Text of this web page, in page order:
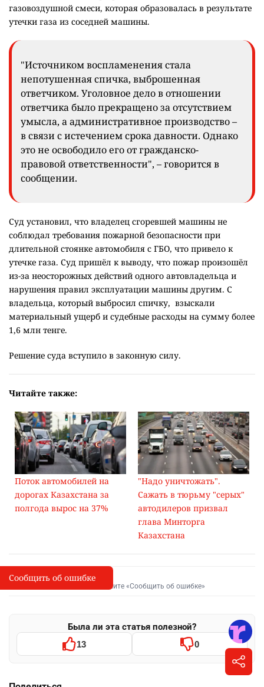
газовоздушной смеси, которая образовалась в результате
утечки газа из соседней машины.
"Источником воспламенения стала
непотушенная спичка, выброшенная
ответчиком. Уголовное дело в отношении
ответчика было прекращено за отсутствием
умысла, а административное производство –
в связи с истечением срока давности. Однако
это не освободило его от гражданско-
правовой ответственности", – говорится в
сообщении.
Суд установил, что владелец сгоревшей машины не
соблюдал требования пожарной безопасности при
длительной стоянке автомобиля с ГБО, что привело к
утечке газа. Суд пришёл к выводу, что пожар произошёл
из-за неосторожных действий одного автовладельца и
нарушения правил эксплуатации машины другим. С
владельца, который выбросил спичку, взыскали
материальный ущерб и судебные расходы на сумму более
1,6 млн тенге.
Решение суда вступило в законную силу.
Читайте также:
Поток автомобилей на
дорогах Казахстана за
полгода вырос на 37%
"Надо уничтожать".
Сажать в тюрьму "серых"
автодилеров призвал
глава Минторга
Казахстана
I
Сообщить об опечатке
Выделите фрагмент и нажмите «Сообщить об ошибке»
Была ли эта статья полезной?
13 0
Сообщить об ошибке